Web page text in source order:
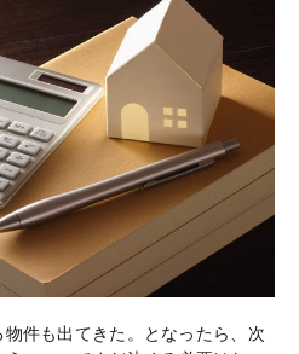
件も出てきた。となったら、次